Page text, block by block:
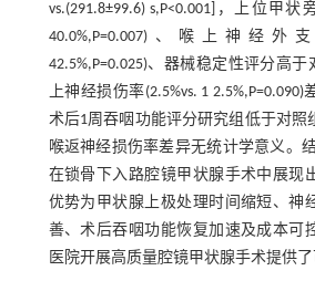
vs.(291.8±99.6) s,P<0.001]，上位甲状
40.0%,P=0.007)、喉上神经外
42.5%,P=0.025)、器械稳定性评分高于
上神经损伤率(2.5%vs. 1 2.5%,P=0.090)
术后1周吞咽功能评分研究组低于对照
喉返神经损伤率差异无统计学意义。
在锁骨下入路腔镜甲状腺手术中展现
优势为甲状腺上极处理时间缩短、神
善、术后吞咽功能恢复加速及成本可
医院开展高质量腔镜甲状腺手术提供了